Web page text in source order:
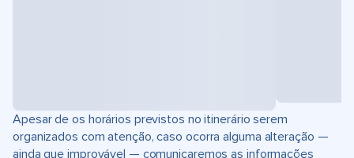
Apesar de os horários previstos no itinerário serem
organizados com atenção, caso ocorra alguma alteração —
ainda que improvável — comunicaremos as informações